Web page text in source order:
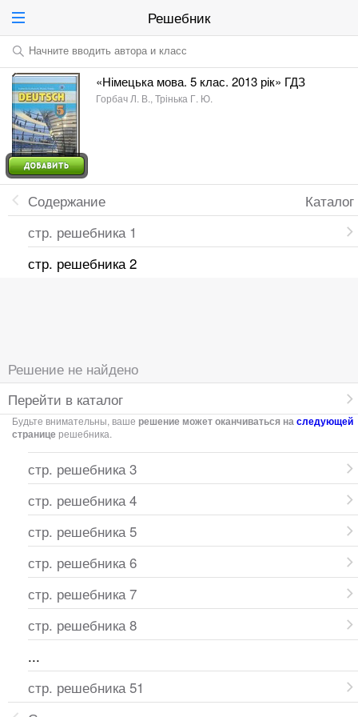
Решебник
Начните вводить автора и класс
«Німецька мова. 5 клас. 2013 рік» ГДЗ
Горбач Л. В., Трінька Г. Ю.
Каталог
Содержание
стр. решебника 1
стр. решебника 2
Решение не найдено
Перейти в каталог
Будьте внимательны, ваше решение может оканчиваться наследующей
странице решебника.
стр. решебника 3
стр. решебника 4
стр. решебника 5
стр. решебника 6
стр. решебника 7
стр. решебника 8
...
стр. решебника 51